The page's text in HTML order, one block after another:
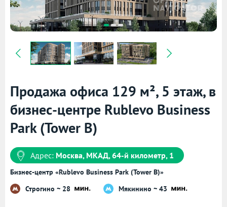
Продажа офиса 129 м², 5 этаж, в
бизнес-центре Rublevo Business
Park (Tower B)
Адрес: Москва, МКАД, 64-й километр, 1
Бизнес-центр «Rublevo Business Park (Tower B)»
Строгино ~ 28
Мякинино ~ 43